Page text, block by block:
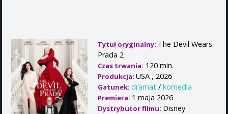
Tytuł oryginalny: The Devil Wears
Prada 2
Czas trwania: 120 min.
Produkcja: USA , 2026
Gatunek: dramat / komedia
Premiera: 1 maja 2026
Dystrybutor filmu: Disney